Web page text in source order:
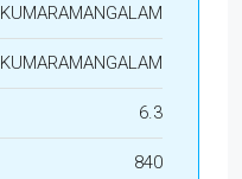
KUMARAMANGALAM
KUMARAMANGALAM
6.3
840